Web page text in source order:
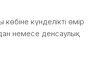
күнделікті өмір
немесе денсаулық